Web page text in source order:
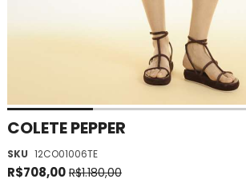
COLETE PEPPER
SKU 12CO01006TE
R$708,00 R$1.180,00
Saltar
o
início